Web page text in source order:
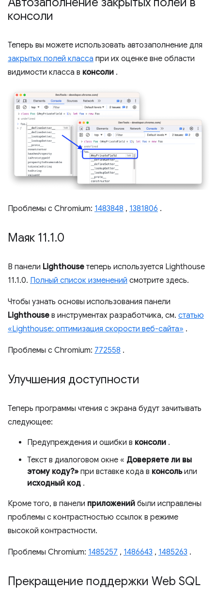
консоли
Теперь вы можете использовать автозаполнение для
закрытых полей класса при их оценке вне области
видимости класса в консоли .
Проблемы с Chromium: 1483848 , 1381806 .
Маяк 11.1.0
В панели Lighthouse теперь используется Lighthouse
11.1.0. Полный список изменений смотрите здесь.
Чтобы узнать основы использования панели
Lighthouse в инструментах разработчика, см. статью
«Lighthouse: оптимизация скорости веб-сайта» .
Проблемы с Chromium: 772558 .
Улучшения доступности
Теперь программы чтения с экрана будут зачитывать
следующее:
Предупреждения и ошибки в консоли .
Текст в диалоговом окне « Доверяете ли вы
этому коду?» при вставке кода в консольили
исходный код .
Кроме того, в панели приложений были исправлены
проблемы с контрастностью ссылок в режиме
высокой контрастности.
Проблемы Chromium: 1485257 , 1486643 , 1485263 .
Прекращение поддержки Web SQL